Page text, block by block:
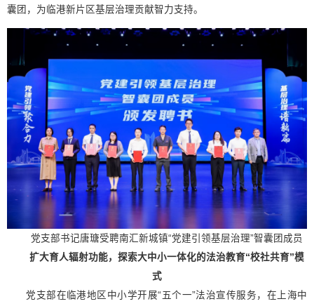
囊团，为临港新片区基层治理贡献智力支持。
党支部书记唐瑭受聘南汇新城镇“党建引领基层治理”智囊团成员
扩大育人辐射功能，探索大中小一体化的法治教育“校社共育”模
式
党 支部在临港地区中小学开展“五个一”法治宣传服务，在上海中